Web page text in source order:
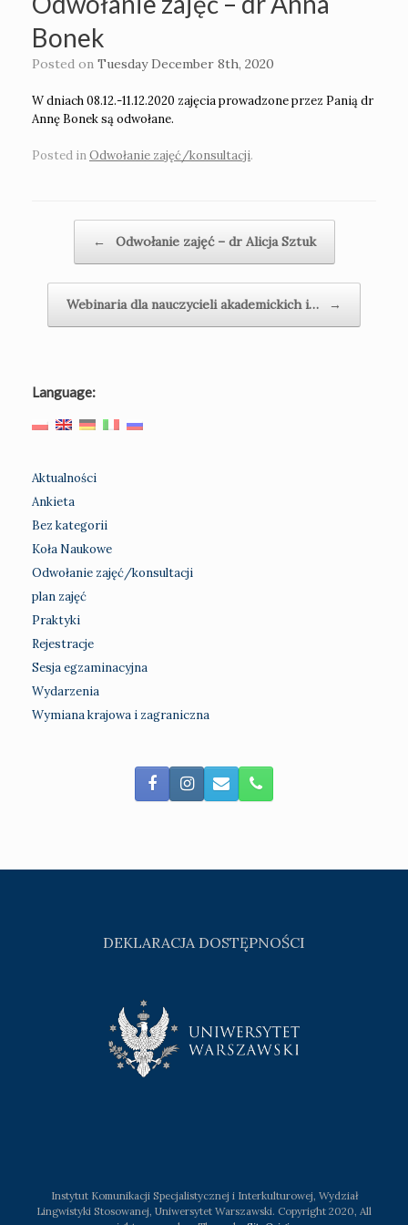
Bonek
Posted on Tuesday December 8th, 2020
W dniach 08.12.-11.12.2020 zajęcia prowadzone przez Panią dr
Annę Bonek są odwołane.
Posted inOdwołanie zajęć/konsultacji.
← Odwołanie zajęć – dr Alicja Sztuk
Webinaria dla nauczycieli akademickich i… →
Language:
Aktualności
Ankieta
Bez kategorii
Koła Naukowe
Odwołanie zajęć/konsultacji
plan zajęć
Praktyki
Rejestracje
Sesja egzaminacyjna
Wydarzenia
Wymiana krajowa i zagraniczna
DEKLARACJA DOSTĘPNOŚCI
Instytut Komunikacji Specjalistycznej i Interkulturowej, Wydział
Lingwistyki Stosowanej, Uniwersytet Warszawski. Copyright 2020, All